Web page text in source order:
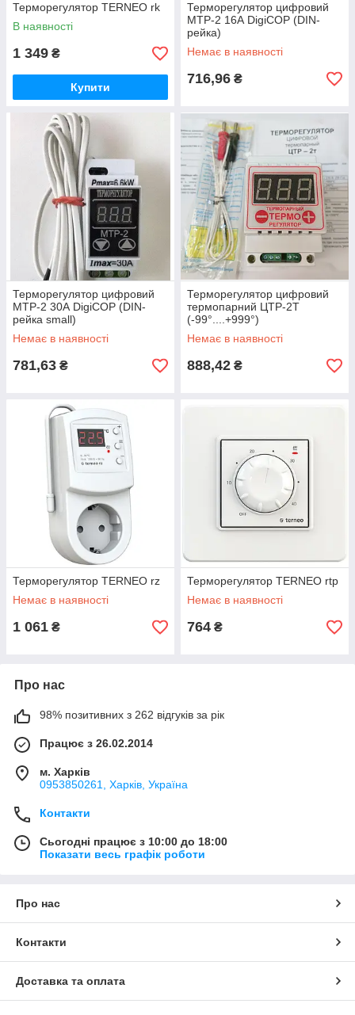
Терморегулятор TERNEO rk
В наявності
1 349 ₴
Купити
Терморегулятор цифровий
МТР-2 16А DigiCOP (DIN-
рейка)
Немає в наявності
716,96 ₴
Терморегулятор цифровий
МТР-2 30А DigiCOP (DIN-
рейка small)
Немає в наявності
781,63 ₴
Терморегулятор цифровий
термопарний ЦТР-2Т
(-99°....+999°)
Немає в наявності
888,42 ₴
Терморегулятор TERNEO rz
Немає в наявності
1 061 ₴
Терморегулятор TERNEO rtp
Немає в наявності
764 ₴
Про нас
98% позитивних з 262 відгуків за рік
Працює з 26.02.2014
м. Харків
0953850261, Харків, Україна
Контакти
Сьогодні працює з 10:00 до 18:00
Показати весь графік роботи
Про нас
Контакти
Доставка та оплата